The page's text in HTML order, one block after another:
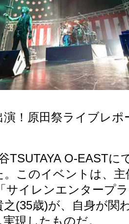
演！原田祭ライブレポ
TSUTAYA O-EASTに
。このイベントは、
サイレンエンタープ
之(35歳)が、自身が関
現したものだ。